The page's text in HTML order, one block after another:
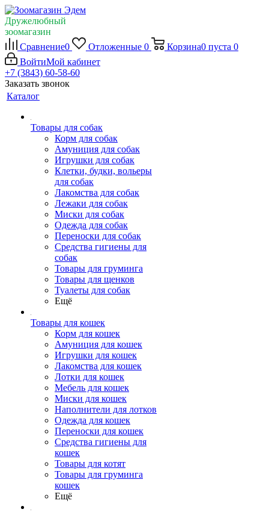
Дружелюбный
зоомагазин
Сравнение0 Отложенные 0 Корзина0 пуста 0
ВойтиМой кабинет
+7 (3843) 60-58-60
Заказать звонок
Каталог
Товары для собак
Корм для собак
Амуниция для собак
Игрушки для собак
Клетки, будки, вольеры
для собак
Лакомства для собак
Лежаки для собак
Миски для собак
Одежда для собак
Переноски для собак
Средства гигиены для
собак
Товары для груминга
Товары для щенков
Туалеты для собак
Ещё
Товары для кошек
Корм для кошек
Амуниция для кошек
Игрушки для кошек
Лакомства для кошек
Лотки для кошек
Мебель для кошек
Миски для кошек
Наполнители для лотков
Одежда для кошек
Переноски для кошек
Средства гигиены для
кошек
Товары для котят
Товары для груминга
кошек
Ещё